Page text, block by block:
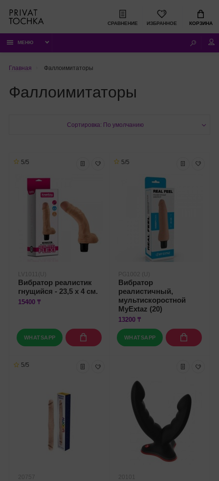
СРАВНЕНИЕ ИЗБРАННОЕ КОРЗИНА
МЕНЮ
Главная Фаллоимитаторы
Фаллоимитаторы
Сортировка: По умолчанию
5/5
LV1011(U)
Вибратор реалистик
гнущийся - 23,5 х 4 см.
15400 ₸
WHATSAPP
5/5
PG1002 (U)
Вибратор
реалистичный,
мультискоростной
MyExtaz (20)
13200 ₸
WHATSAPP
5/5
20757